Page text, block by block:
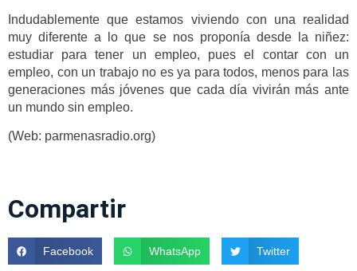
Indudablemente que estamos viviendo con una realidad
muy diferente a lo que se nos proponía desde la niñez:
estudiar para tener un empleo, pues el contar con un
empleo, con un trabajo no es ya para todos, menos para las
generaciones más jóvenes que cada día vivirán más ante
un mundo sin empleo.
(Web: parmenasradio.org)
Compartir
Facebook WhatsApp Twitter